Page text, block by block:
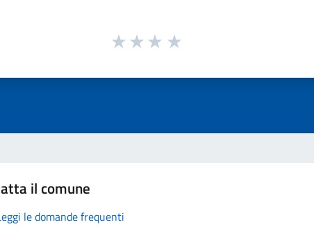
il comune
le domande frequenti